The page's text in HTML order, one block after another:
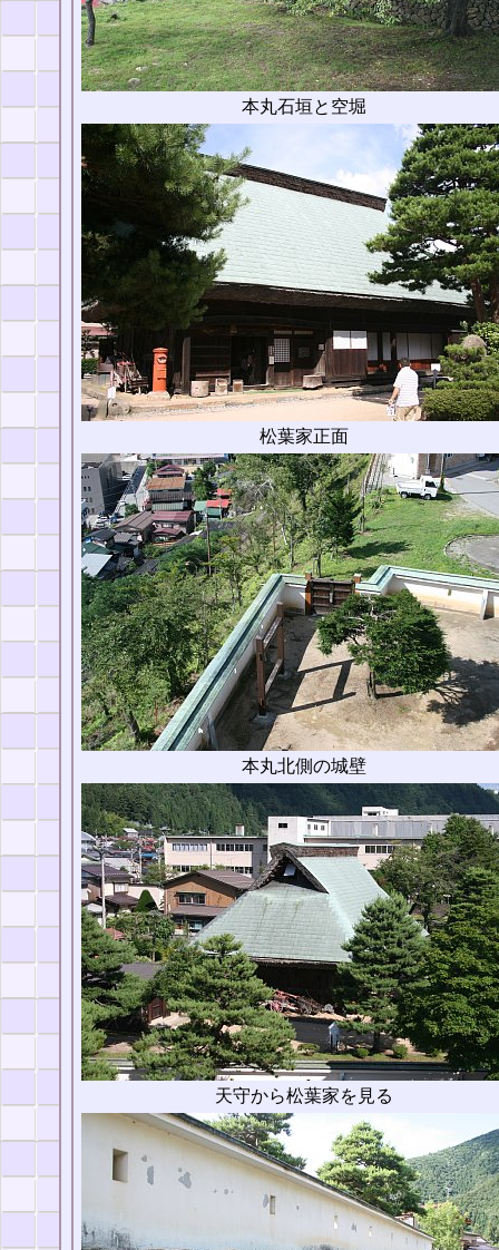
本丸石垣と空堀
松葉家正面
本丸北側の城壁
天守から松葉家を見る